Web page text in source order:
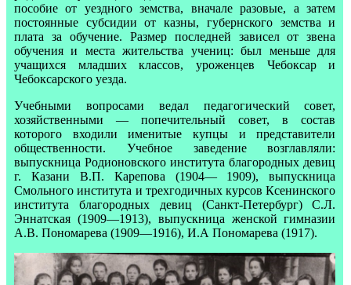
пособие от уездного земства, вначале разовые, а затем
постоянные субсидии от казны, губернского земства и
плата за обучение. Размер последней зависел от звена
обучения и места жительства учениц: был меньше для
учащихся младших классов, уроженцев Чебоксар и
Чебоксарского уезда.
Учебными вопросами ведал педагогический совет,
хозяйственными — попечительный совет, в состав
которого входили именитые купцы и представители
общественности. Учебное заведение возглавляли:
выпускница Родионовского института благородных девиц
г. Казани В.П. Карепова (1904— 1909), выпускница
Смольного института и трехгодичных курсов Ксенинского
института благородных девиц (Санкт-Петербург) C.Л.
Эннатская (1909—1913), выпускница женской гимназии
А.В. Пономарева (1909—1916), И.А Пономарева (1917).